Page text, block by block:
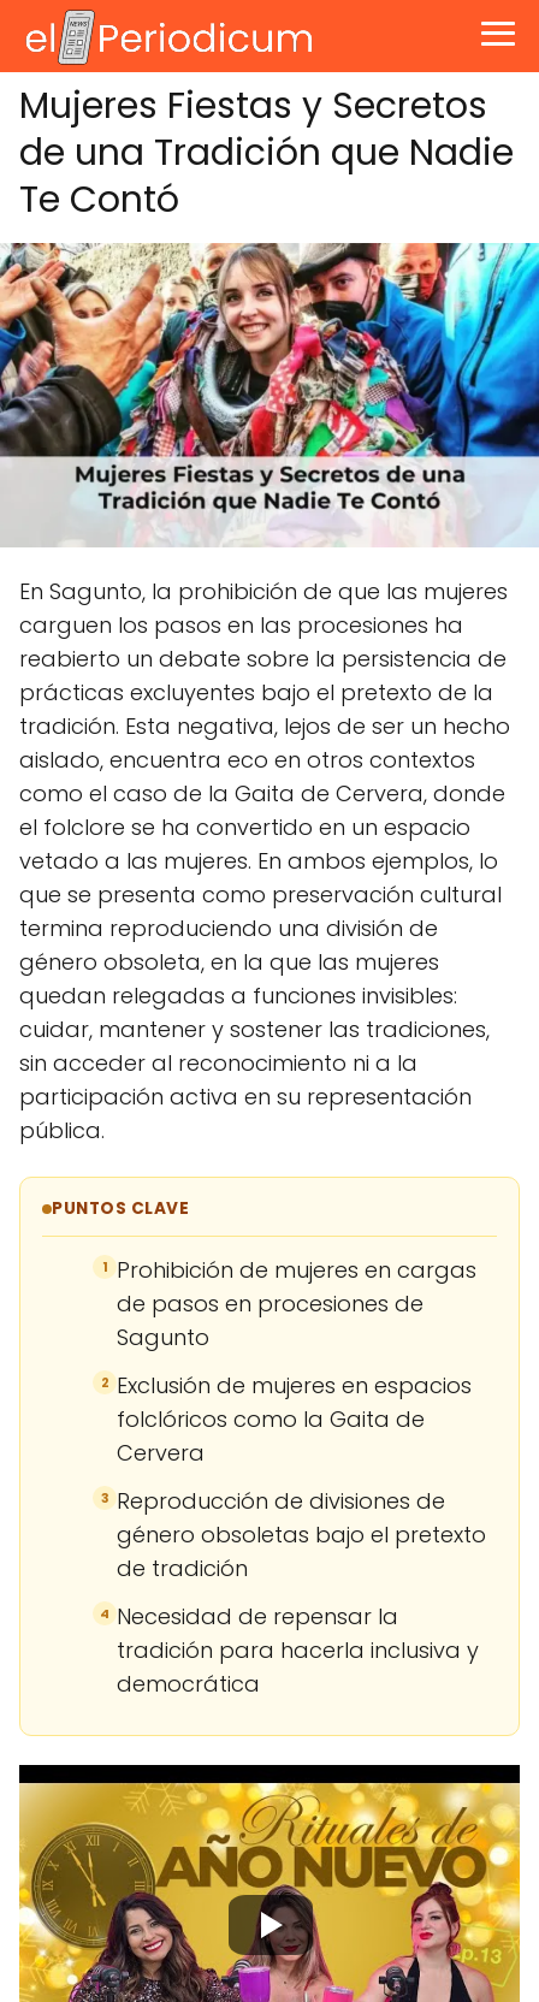
Mujeres Fiestas y Secretos
de una Tradición que Nadie
Te Contó
En Sagunto, la prohibición de que las mujeres
carguen los pasos en las procesiones ha
reabierto un debate sobre la persistencia de
prácticas excluyentes bajo el pretexto de la
tradición. Esta negativa, lejos de ser un hecho
aislado, encuentra eco en otros contextos
como el caso de la Gaita de Cervera, donde
el folclore se ha convertido en un espacio
vetado a las mujeres. En ambos ejemplos, lo
que se presenta como preservación cultural
termina reproduciendo una división de
género obsoleta, en la que las mujeres
quedan relegadas a funciones invisibles:
cuidar, mantener y sostener las tradiciones,
sin acceder al reconocimiento ni a la
participación activa en su representación
pública.
PUNTOS CLAVE
1 Prohibición de mujeres en cargas
de pasos en procesiones de
Sagunto
2 Exclusión de mujeres en espacios
folclóricos como la Gaita de
Cervera
3 Reproducción de divisiones de
género obsoletas bajo el pretexto
de tradición
4 Necesidad de repensar la
tradición para hacerla inclusiva y
democrática